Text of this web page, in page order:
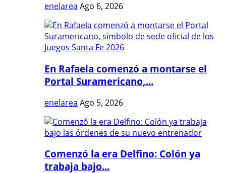
enelarea Ago 6, 2026
En Rafaela comenzó a montarse el
Portal Suramericano,...
enelarea Ago 5, 2026
Comenzó la era Delfino: Colón ya
trabaja bajo...